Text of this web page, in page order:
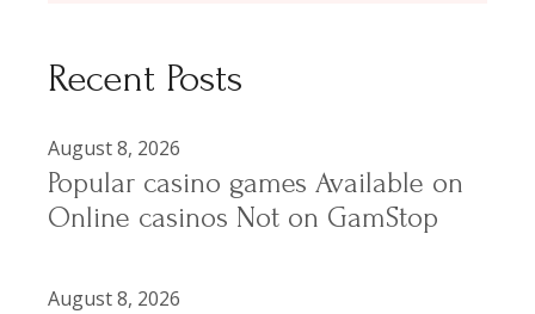
Recent Posts
August 8, 2026
Popular casino games Available on
Online casinos Not on GamStop
August 8, 2026